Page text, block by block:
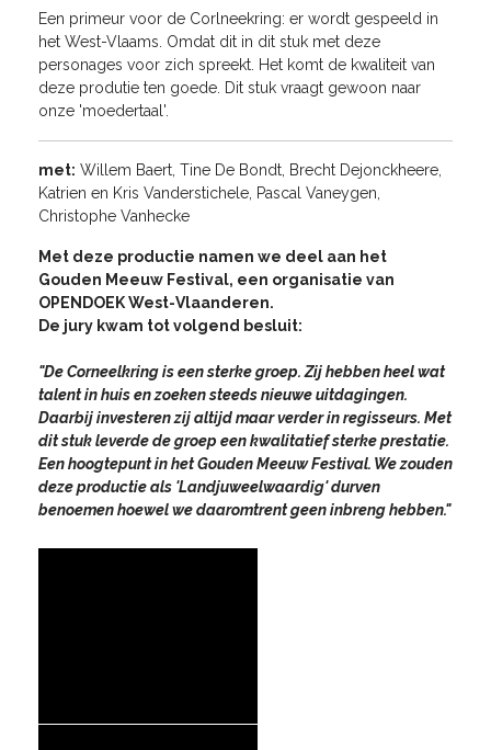
Een primeur voor de Corlneekring: er wordt gespeeld in
het West-Vlaams. Omdat dit in dit stuk met deze
personages voor zich spreekt. Het komt de kwaliteit van
deze produtie ten goede. Dit stuk vraagt gewoon naar
onze 'moedertaal'.
met: Willem Baert, Tine De Bondt, Brecht Dejonckheere,
Katrien en Kris Vanderstichele, Pascal Vaneygen,
Christophe Vanhecke
Met deze productie namen we deel aan het
Gouden Meeuw Festival, een organisatie van
OPENDOEK West-Vlaanderen.
De jury kwam tot volgend besluit:
"De Corneelkring is een sterke groep. Zij hebben heel wat
talent in huis en zoeken steeds nieuwe uitdagingen.
Daarbij investeren zij altijd maar verder in regisseurs. Met
dit stuk leverde de groep een kwalitatief sterke prestatie.
Een hoogtepunt in het Gouden Meeuw Festival. We zouden
deze productie als 'Landjuweelwaardig' durven
benoemen hoewel we daaromtrent geen inbreng hebben."